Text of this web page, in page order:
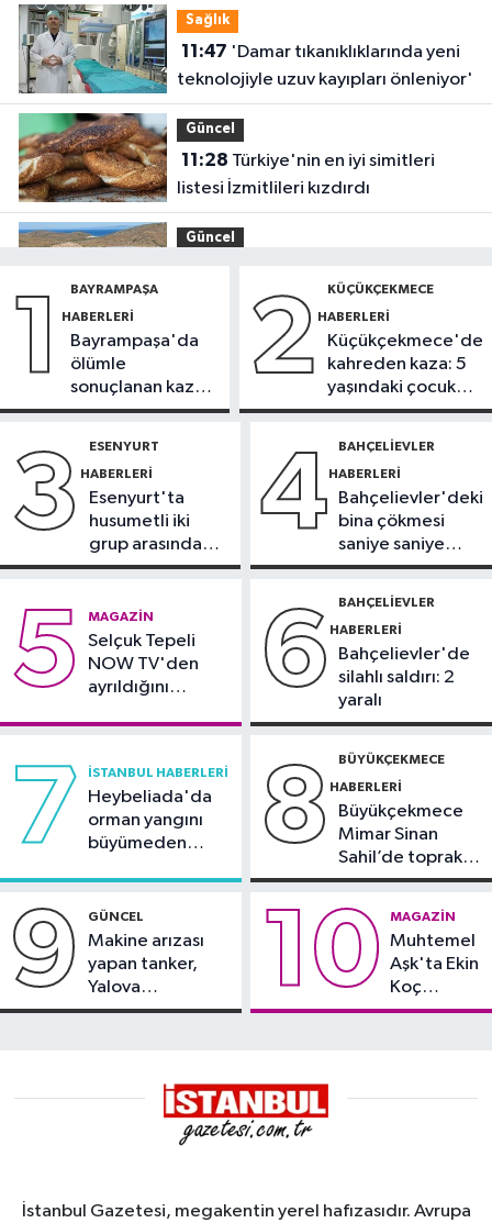
Sağlık
11:47
teknolojiyle uzuv kayıpları önleniyor'
Güncel
11:28
listesi İzmitlileri kızdırdı
Güncel
içinden yürüyerek geçiyorlar
Güncel
bugünden şekilleniyor’
yangınlara neden olabilir
Yelken Yarışları'nda ilk günün
sonuçları belli oldu
1 BAYRAMPAŞA
HABERLERI
Bayrampaşa'da
ölümle
sonuçlanan kaza:
Sürücü
2 KÜÇÜKÇEKMECE
HABERLERI
Küçükçekmece'de
kahreden kaza: 5
yaşındaki çocuk
yoğun bakımda
3 ESENYURT
HABERLERI
Esenyurt'ta
husumetli iki
grup arasında
silahlı kavga
4 BAHÇELIEVLER
HABERLERI
Bahçelievler'deki
bina çökmesi
saniye saniye
görüntülendi
5 MAGAZIN
Selçuk Tepeli
NOW TV'den
ayrıldığını
6 BAHÇELIEVLER
HABERLERI
Bahçelievler'de
silahlı saldırı: 2
yaralı
7 İSTANBUL HABERLERI
Heybeliada'da
orman yangını
büyümeden
8 BÜYÜKÇEKMECE
HABERLERI
Büyükçekmece
Mimar Sinan
Sahil’de toprak
kayması
9 GÜNCEL
Makine arızası
yapan tanker,
Yalova
Demirleme
10 MAGAZIN
Muhtemel
Aşk'ta Ekin
Koç
damgası
İstanbul Gazetesi, megakentin yerel hafızasıdır. Avrupa